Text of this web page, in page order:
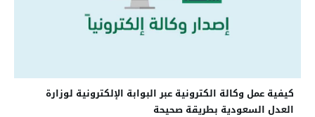
كيفية عمل وكالة الكترونية عبر البوابة الإلكترونية لوزارة
العدل السعودية بطريقة صحيحة